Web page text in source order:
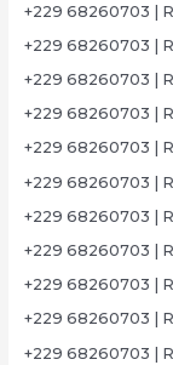
+229 68260703 |
+229 68260703 |
+229 68260703 |
+229 68260703 |
+229 68260703 |
+229 68260703 |
+229 68260703 |
+229 68260703 |
+229 68260703 |
+229 68260703 |
+229 68260703 |